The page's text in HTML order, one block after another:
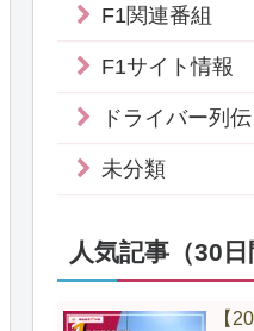
F1関連番組
F1サイト情報
ドライバー列伝
未分類
人気記事（30日
【